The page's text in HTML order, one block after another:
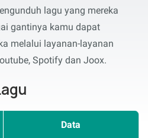
lagu yang mereka
gantinya kamu dapat
melalui layanan-layanan
Spotify dan Joox.
Data